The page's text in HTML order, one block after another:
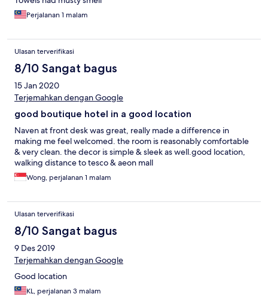
Perjalanan 1 malam
Ulasan terverifikasi
8/10 Sangat bagus
15 Jan 2020
Terjemahkan dengan Google
good boutique hotel in a good location
Naven at front desk was great, really made a difference in
making me feel welcomed. the room is reasonably comfortable
& very clean. the decor is simple & sleek as well.good location,
walking distance to tesco & aeon mall
Wong, perjalanan 1 malam
Ulasan terverifikasi
8/10 Sangat bagus
9 Des 2019
Terjemahkan dengan Google
Good location
KL, perjalanan 3 malam